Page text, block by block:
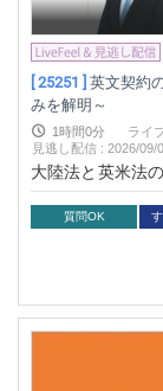
[ 25251 ] 英文契約
みを解明～
1時間0分 ライ
見逃し配信 :2026/09/
大陸法と英米法
ニックまで
質問OK